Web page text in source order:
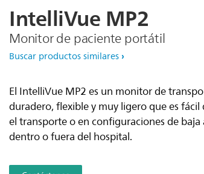
IntelliVueMP2
Monitor de paciente portátil
Buscar productos similares
El IntelliVue MP2 es un monitor de
duradero, flexible y muy ligero que es
el transporte o en configuraciones de baja
dentro o fuera del hospital.